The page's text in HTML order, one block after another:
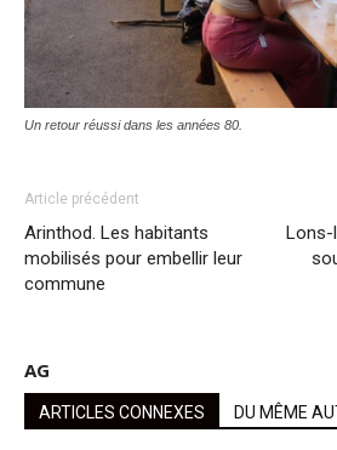
Un retour réussi dans les années 80.
Article précédent
Arinthod. Les habitants
mobilisés pour embellir leur
commune
Lons-
AG
ARTICLES CONNEXES DU MÊME